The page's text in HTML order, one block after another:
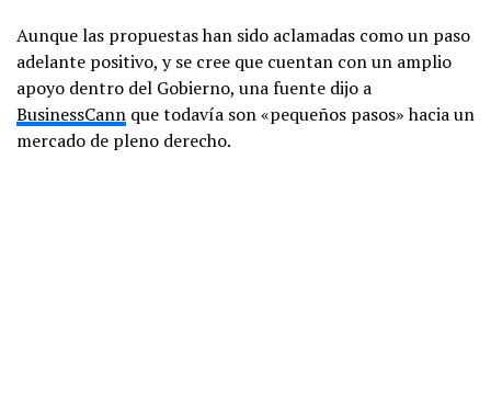
Aunque las propuestas han sido aclamadas como un paso
adelante positivo, y se cree que cuentan con un amplio
apoyo dentro del Gobierno, una fuente dijo a
BusinessCann que todavía son «pequeños pasos» hacia un
mercado de pleno derecho.